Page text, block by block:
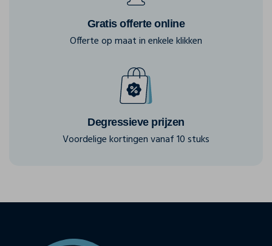
Gratis offerte online
Offerte op maat in enkele klikken
Degressieve prijzen
Voordelige kortingen vanaf 10 stuks